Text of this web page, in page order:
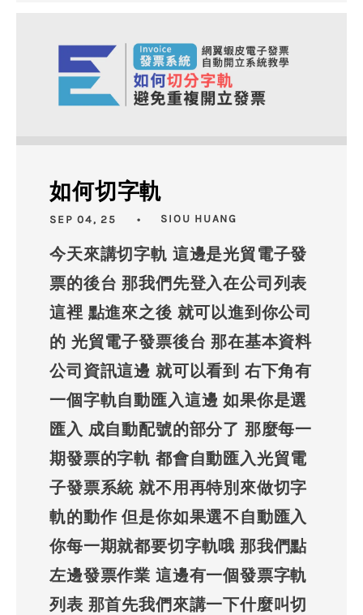
如何切字軌
SEP 04, 25 SIOU HUANG
今天來講切字軌 這邊是光貿電子發
票的後台 那我們先登入在公司列表
這裡 點進來之後 就可以進到你公司
的 光貿電子發票後台 那在基本資料
公司資訊這邊 就可以看到 右下角有
一個字軌自動匯入這邊 如果你是選
匯入 成自動配號的部分了 那麼每一
期發票的字軌 都會自動匯入光貿電
子發票系統 就不用再特別來做切字
軌的動作 但是你如果選不自動匯入
你每一期就都要切字軌哦 那我們點
左邊發票作業 這邊有一個發票字軌
列表 那首先我們來講一下什麼叫切